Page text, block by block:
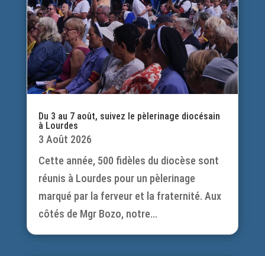
Du 3 au 7 août, suivez le pèlerinage diocésain
à Lourdes
3 Août 2026
Cette année, 500 fidèles du diocèse sont
réunis à Lourdes pour un pèlerinage
marqué par la ferveur et la fraternité. Aux
côtés de Mgr Bozo, notre...